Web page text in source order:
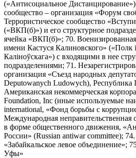
(«Антисоциальное
сообщество – организация «Форум
Террористическое сообщество
(«ВКП(б)») и его структурное
ячейка «ВКП(б)»; 70.
имени Кастуся Калиновского» («Полк
Калiноўскага») с входящими в нее
подразделениями; 71.
организация «Съезд народных
Deputowanych Ludowych), Республика
Американская некоммерческая
Foundation, Inc (иные используемые
international, «Фонд борьбы с
Международная неправительственная
в форме общественного движения,
России» (Russian antiwar committee);
«Забайкальское левое объединение»;
Уфы»